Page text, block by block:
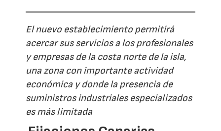
El nuevo establecimiento permitirá
acercar sus servicios a los profesionales
y empresas de la costa norte de la isla,
una zona con importante actividad
económica y donde la presencia de
suministros industriales especializados
es más limitada